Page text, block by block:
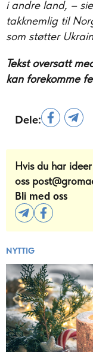
i andre land, –
takknemlig til
som støtter
Tekst oversatt
kan forekomme
Dele:
Hvis du har
oss
Bli med oss
NYTTIG